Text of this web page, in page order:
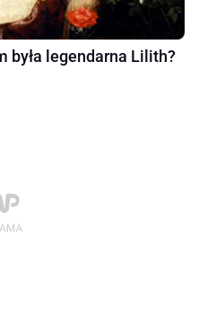
była legendarna Lilith?